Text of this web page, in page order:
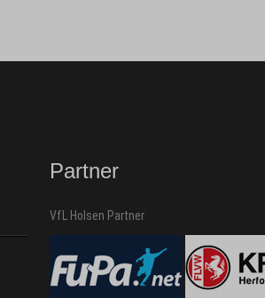
Partner
VfL Holsen Partner